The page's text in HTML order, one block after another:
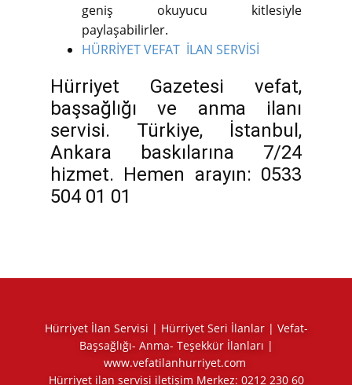
geniş okuyucu kitlesiyle
paylaşabilirler.
HÜRRİYET VEFAT İLAN SERVİSİ
Hürriyet Gazetesi vefat,
başsağlığı ve anma ilanı
servisi. Türkiye, İstanbul,
Ankara baskılarına 7/24
hizmet. Hemen arayın: 0533
504 01 01
Hürriyet İlan Servisi | Hürriyet Seri İlanlar | Vefat-
Başsağlığı- Anma- Teşekkür İlanları |
www.vefatilanhurriyet.com
Hürriyet ilan servisi iletişim Merkez: 0212 230 60